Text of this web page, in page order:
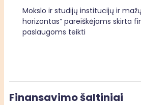
Mokslo ir studijų institucijų ir
horizontas“ pareiškėjams skirta
paslaugoms teikti
Finansavimo šaltiniai